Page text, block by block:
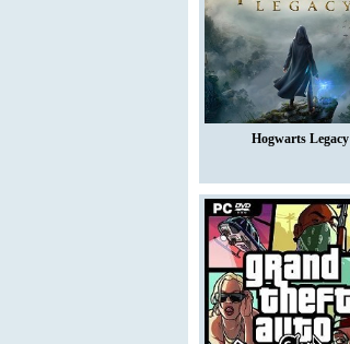
Hogwarts Legacy